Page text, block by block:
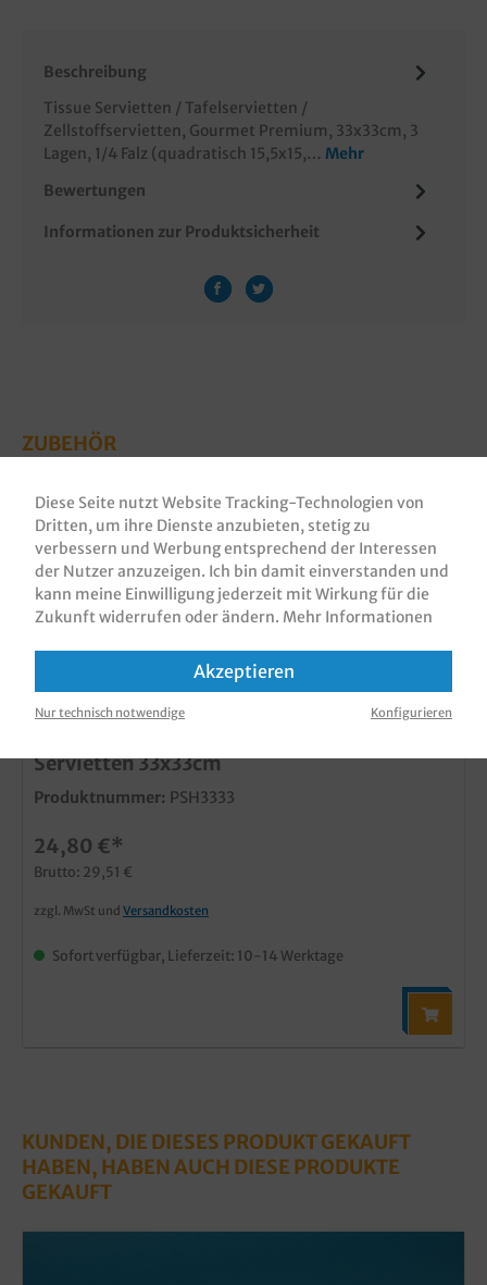
Beschreibung
Tissue Servietten / Tafelservietten /
Zellstoffservietten, Gourmet Premium, 33x33cm, 3
Lagen, 1/4 Falz (quadratisch 15,5x15,… Mehr
Bewertungen
Informationen zur Produktsicherheit
ZUBEHÖR
Servietten 33x33cm
Produktnummer: PSH3333
24,80 €*
Brutto: 29,51 €
zzgl. MwSt und Versandkosten
Sofort verfügbar, Lieferzeit: 10-14 Werktage
KUNDEN, DIE DIESES PRODUKT GEKAUFT
HABEN, HABEN AUCH DIESE PRODUKTE
GEKAUFT
Diese Seite nutzt Website Tracking-Technologien von
Dritten, um ihre Dienste anzubieten, stetig zu
verbessern und Werbung entsprechend der Interessen
der Nutzer anzuzeigen. Ich bin damit einverstanden und
kann meine Einwilligung jederzeit mit Wirkung für die
Zukunft widerrufen oder ändern. Mehr Informationen
Akzeptieren
Nur technisch notwendige Konfigurieren